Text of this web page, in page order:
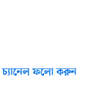
ফলো করুন